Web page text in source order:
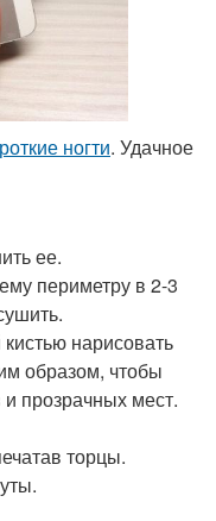
ногти. Удачное
ее.
периметру в 2-3
нарисовать
образом, чтобы
прозрачных мест.
торцы.